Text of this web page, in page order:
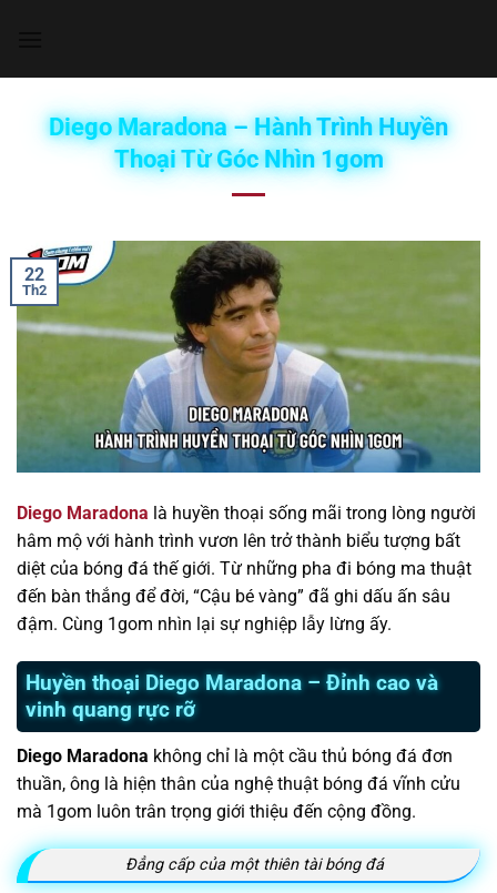
Diego Maradona – Hành Trình Huyền
Thoại Từ Góc Nhìn 1gom
22
Th2
Diego Maradona là huyền thoại sống mãi trong lòng người
hâm mộ với hành trình vươn lên trở thành biểu tượng bất
diệt của bóng đá thế giới. Từ những pha đi bóng ma thuật
đến bàn thắng để đời, “Cậu bé vàng” đã ghi dấu ấn sâu
đậm. Cùng 1gom nhìn lại sự nghiệp lẫy lừng ấy.
Huyền thoại Diego Maradona – Đỉnh cao và
vinh quang rực rỡ
Diego Maradona không chỉ là một cầu thủ bóng đá đơn
thuần, ông là hiện thân của nghệ thuật bóng đá vĩnh cửu
mà 1gom luôn trân trọng giới thiệu đến cộng đồng.
Đẳng cấp của một thiên tài bóng đá